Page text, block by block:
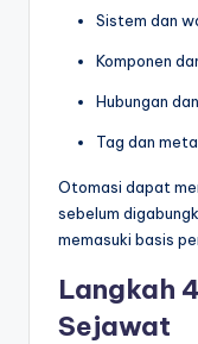
Sistem dan
Komponen
Hubungan
Tag dan
Otomasi dapat
sebelum
memasuki basis
Langkah
Sejawat